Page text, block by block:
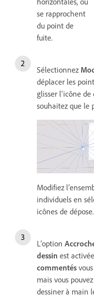
se rapprochent
du point de
fuite.
Sélectionnez
déplacer les
glisser l’icône de
souhaitez que le
Modifiez
individuels en
icônes de dépose.
L’option
dessin est
commentés
mais vous
dessiner à main